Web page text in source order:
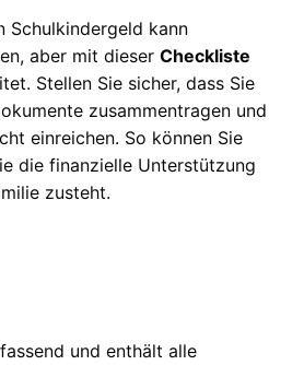
Schulkindergeld kann
aber mit dieser Checkliste
Stellen Sie sicher, dass Sie
zusammentragen und
einreichen. So können Sie
die finanzielle Unterstützung
zusteht.
und enthält alle